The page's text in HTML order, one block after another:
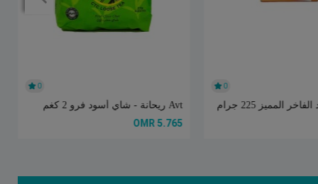
0
المميز 225 جرام
0
Avt ريحانة - شاي أسود فرو 2 كغم
5.765 OMR